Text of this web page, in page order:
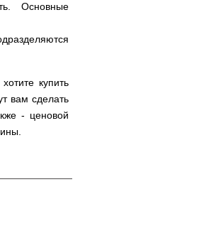
Основные
купить
вам сделать
- ценовой